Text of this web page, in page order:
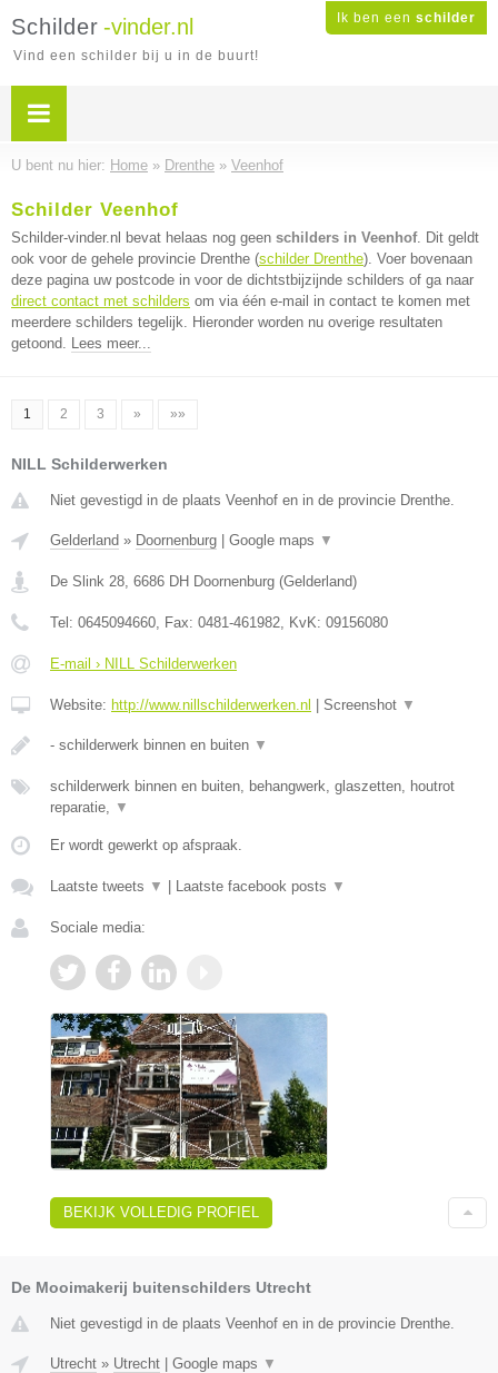
Ik ben een schilder
Schilder -vinder.nl
Vind een schilder bij u in de buurt!
U bent nu hier: Home » Drenthe » Veenhof
Schilder Veenhof
Schilder-vinder.nl bevat helaas nog geen schilders in Veenhof. Dit geldt
ook voor de gehele provincie Drenthe (schilder Drenthe). Voer bovenaan
deze pagina uw postcode in voor de dichtstbijzijnde schilders of ga naar
direct contact met schilders om via één e-mail in contact te komen met
meerdere schilders tegelijk. Hieronder worden nu overige resultaten
getoond. Lees meer...
1 2 3 » »»
NILL Schilderwerken
Niet gevestigd in de plaats Veenhof en in de provincie Drenthe.
Gelderland » Doornenburg Google maps ▼
De Slink 28, 6686 DH Doornenburg (Gelderland)
Tel: 0645094660, Fax: 0481-461982, KvK: 09156080
E-mail › NILL Schilderwerken
Website: http://www.nillschilderwerken.nl Screenshot ▼
- schilderwerk binnen en buiten ▼
schilderwerk binnen en buiten, behangwerk, glaszetten, houtrot
reparatie, ▼
Er wordt gewerkt op afspraak.
Laatste tweets ▼ Laatste facebook posts ▼
Sociale media:
BEKIJK VOLLEDIG PROFIEL
De Mooimakerij buitenschilders Utrecht
Niet gevestigd in de plaats Veenhof en in de provincie Drenthe.
Utrecht » Utrecht Google maps ▼